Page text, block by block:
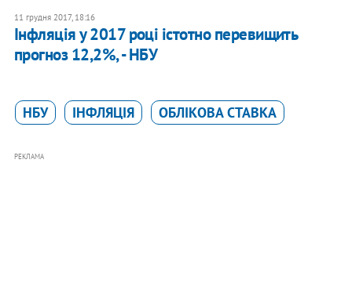
11 грудня 2017, 18:16
Інфляція у 2017 році істотно перевищить
прогноз 12,2%, - НБУ
НБУ ІНФЛЯЦІЯ ОБЛІКОВА СТАВКА
РЕКЛАМА